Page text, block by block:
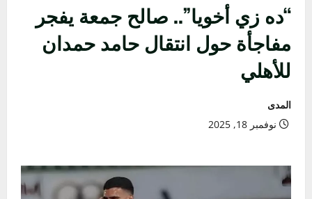
“ده زي أخويا”.. صالح جمعة يفجر
مفاجأة حول انتقال حامد حمدان
للأهلي
المدى
نوفمبر 18, 2025